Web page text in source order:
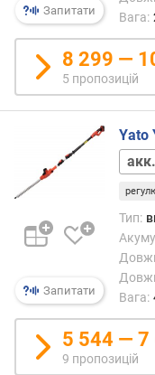
/
с
т
х
о
(
/
Запитати
Вага:
8 299 —
5 пропозицій
Запитати
Yato
акк.
Тип:
Вага:
5 544 — 7
9 пропозицій